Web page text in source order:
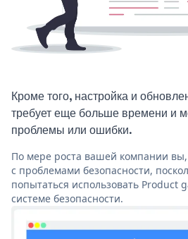
Кроме того, настройка и
требует еще больше времени и
проблемы или ошибки.
По мере роста вашей компании вы,
с проблемами безопасности,
попытаться использовать Product
системе безопасности.